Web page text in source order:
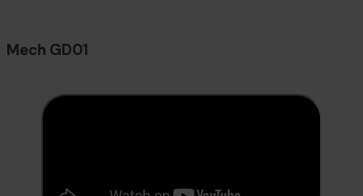
Mech GD01